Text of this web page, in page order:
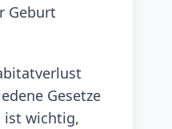
Geburt
Gesetze
ist wichtig,